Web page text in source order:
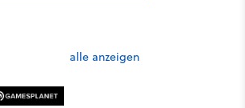
alle anzeigen